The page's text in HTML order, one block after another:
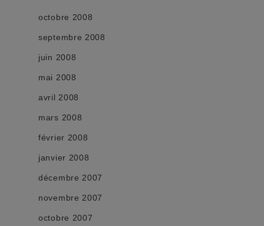
octobre 2008
septembre 2008
juin 2008
mai 2008
avril 2008
mars 2008
février 2008
janvier 2008
décembre 2007
novembre 2007
octobre 2007